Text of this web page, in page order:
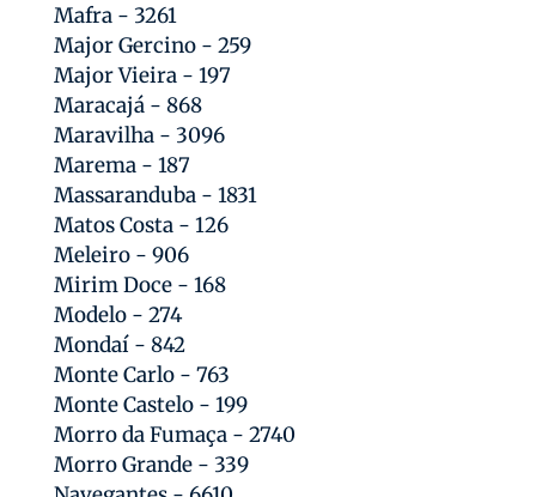
Mafra - 3261
Major Gercino - 259
Major Vieira - 197
Maracajá - 868
Maravilha - 3096
Marema - 187
Massaranduba - 1831
Matos Costa - 126
Meleiro - 906
Mirim Doce - 168
Modelo - 274
Mondaí - 842
Monte Carlo - 763
Monte Castelo - 199
Morro da Fumaça - 2740
Morro Grande - 339